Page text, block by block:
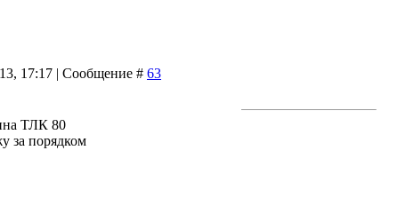
17:17 | Сообщение # 63
ТЛК 80
за порядком